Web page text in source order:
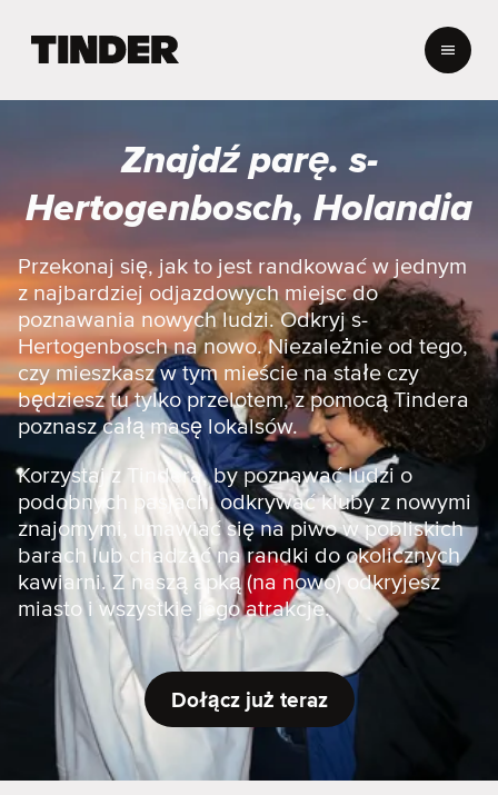
r
t
o
n
a
g
ł
ó
w
n
a
Znajdź parę. s-
Hertogenbosch, Holandia
Przekonaj się, jak to jest randkować w jednym
z najbardziej odjazdowych miejsc do
poznawania nowych ludzi. Odkryj s-
Hertogenbosch na nowo. Niezależnie od tego,
czy mieszkasz w tym mieście na stałe czy
będziesz tu tylko przelotem, z pomocą Tindera
poznasz całą masę lokalsów.
Korzystaj z Tindera, by poznawać ludzi o
podobnych pasjach, odkrywać kluby z nowymi
znajomymi, umawiać się na piwo w pobliskich
barach lub chadzać na randki do okolicznych
kawiarni. Z naszą apką (na nowo) odkryjesz
miasto i wszystkie jego atrakcje.
Dołącz już teraz